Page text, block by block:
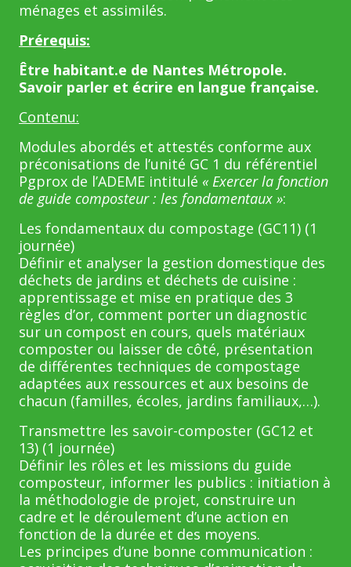
ménages et assimilés.
Prérequis:
Être habitant.e de Nantes Métropole.
Savoir parler et écrire en langue française.
Contenu:
Modules abordés et attestés conforme aux
préconisations de l’unité GC 1 du référentiel
Pgprox de l’ADEME intitulé « Exercer la fonction
de guide composteur : les fondamentaux »:
Les fondamentaux du compostage (GC11) (1
journée)
Définir et analyser la gestion domestique des
déchets de jardins et déchets de cuisine :
apprentissage et mise en pratique des 3
règles d’or, comment porter un diagnostic
sur un compost en cours, quels matériaux
composter ou laisser de côté, présentation
de différentes techniques de compostage
adaptées aux ressources et aux besoins de
chacun (familles, écoles, jardins familiaux,…).
Transmettre les savoir-composter (GC12 et
13) (1 journée)
Définir les rôles et les missions du guide
composteur, informer les publics : initiation à
la méthodologie de projet, construire un
cadre et le déroulement d’une action en
fonction de la durée et des moyens.
Les principes d’une bonne communication :